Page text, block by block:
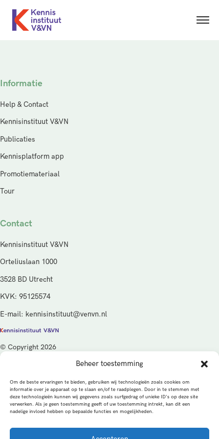
Beheer toestemming
Om de beste ervaringen te bieden, gebruiken wij technologieën zoals cookies om
informatie over je apparaat op te slaan en/of te raadplegen. Door in te stemmen met
deze technologieën kunnen wij gegevens zoals surfgedrag of unieke ID's op deze site
verwerken. Als je geen toestemming geeft of uw toestemming intrekt, kan dit een
nadelige invloed hebben op bepaalde functies en mogelijkheden.
Informatie
Help & Contact
Kennisinstituut V&VN
Publicaties
Kennisplatform app
Promotiemateriaal
Tour
Contact
Kennisinstituut V&VN
Orteliuslaan 1000
3528 BD Utrecht
KVK: 95125574
E-mail: kennisinstituut@venvn.nl
© Copyright 2026
De activiteiten van het Kennisinstituut V&VN worden gefinancierd
vanuit de kwaliteitsgelden van het ministerie van Volksgezondheid,
Welzijn en Sport (VWS), beheerd door ZonMw.
PrivacybeleidCookiesAlgemene voorwaarden